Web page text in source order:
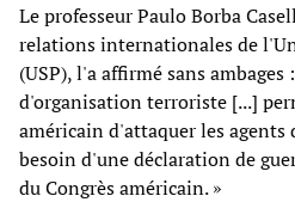
Le professeur Paulo Borba
relations internationales de
(USP), l'a affirmé sans
d'organisation terroriste [...]
américain d'attaquer les agents
besoin d'une déclaration de
du Congrès américain. »